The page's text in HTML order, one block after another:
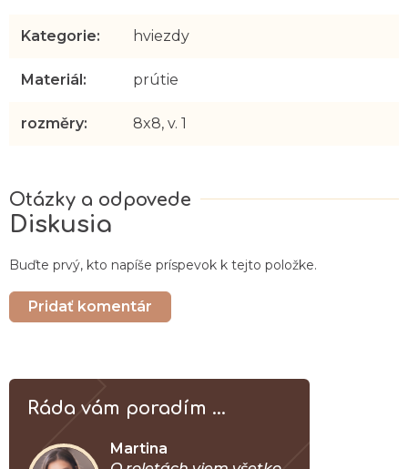
Diskusia
Buďte prvý, kto napíše príspevok k tejto položke.
Pridať komentár
Kategorie: hviezdy
Materiál: prútie
rozměry: 8x8, v. 1
Ráda vám poradím ...
Martina